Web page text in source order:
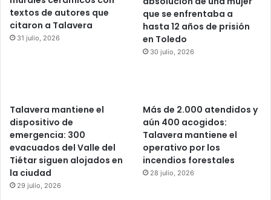
textos de autores que
citaron a Talavera
31 julio, 2026
que se enfrentaba a
hasta 12 años de prisión
en Toledo
30 julio, 2026
Talavera mantiene el
dispositivo de
emergencia: 300
evacuados del Valle del
Tiétar siguen alojados en
la ciudad
29 julio, 2026
Más de 2.000 atendidos y
aún 400 acogidos:
Talavera mantiene el
operativo por los
incendios forestales
28 julio, 2026